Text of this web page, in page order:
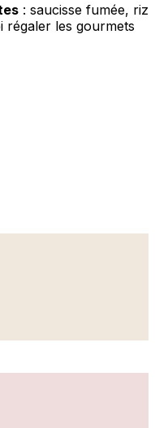
: saucisse fumée, riz
les gourmets